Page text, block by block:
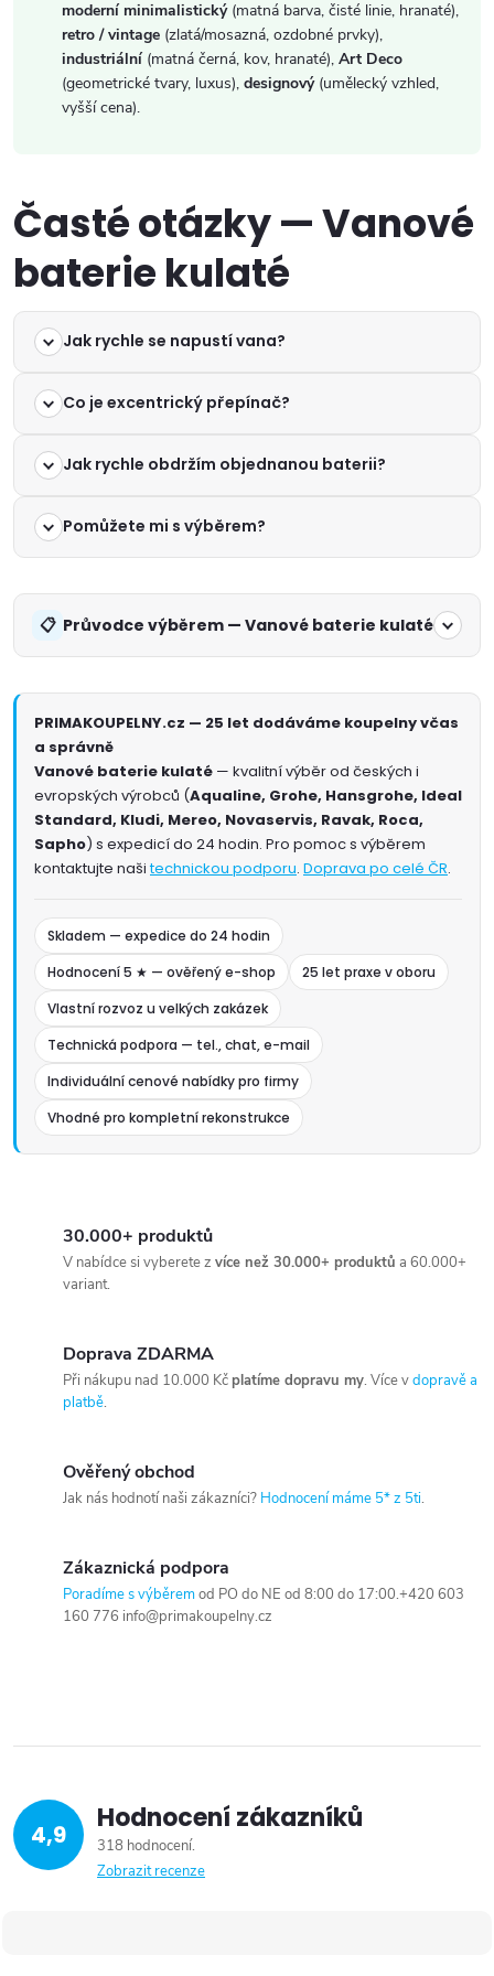
moderní minimalistický(matná barva, čisté linie, hranaté),
retro / vintage (zlatá/mosazná, ozdobné prvky),
industriální (matná černá, kov, hranaté), Art Deco
(geometrické tvary, luxus), designový(umělecký vzhled,
vyšší cena).
Časté otázky — Vanové
baterie kulaté
Jak rychle se napustí vana?
Co je excentrický přepínač?
Jak rychle obdržím objednanou baterii?
Pomůžete mi s výběrem?
Průvodce výběrem — Vanové baterie kulaté
PRIMAKOUPELNY.cz — 25 let dodáváme koupelny včas
a správně
Vanové baterie kulaté — kvalitní výběr od českých i
evropských výrobců (Aqualine, Grohe, Hansgrohe, Ideal
Standard, Kludi, Mereo, Novaservis, Ravak, Roca,
Sapho) s expedicí do 24 hodin. Pro pomoc s výběrem
kontaktujte našitechnickou podporu. Doprava po celé ČR.
Skladem — expedice do 24 hodin
Hodnocení 5 ★ — ověřený e-shop
25 let praxe v oboru
Vlastní rozvoz u velkých zakázek
Technická podpora — tel., chat, e-mail
Individuální cenové nabídky pro firmy
Vhodné pro kompletní rekonstrukce
30.000+ produktů
V nabídce si vyberete z více než 30.000+ produktů a 60.000+
variant.
Doprava ZDARMA
Při nákupu nad 10.000 Kčplatíme dopravu my. Více vdopravě a
platbě.
Ověřený obchod
Jak nás hodnotí naši zákazníci? Hodnocení máme 5* z 5ti.
Zákaznická podpora
Poradíme s výběremod PO do NE od 8:00 do 17:00.+420 603
160 776 info@primakoupelny.cz
4,9 Hodnocení zákazníků
318 hodnocení
Zobrazit recenze